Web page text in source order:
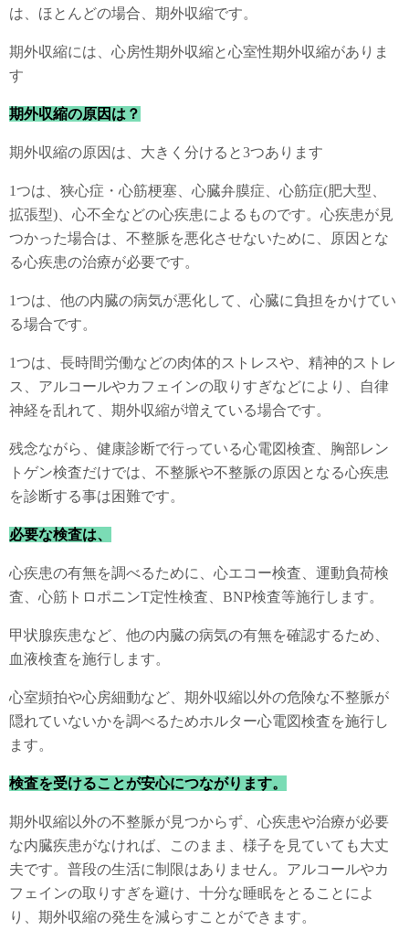
は、ほとんどの場合、期外収縮です。
期外収縮には、心房性期外収縮と心室性期外収縮がありま
す
期外収縮の原因は？
期外収縮の原因は、大きく分けると3つあります
1つは、狭心症・心筋梗塞、心臓弁膜症、心筋症(肥大型、
拡張型)、心不全などの心疾患によるものです。心疾患が見
つかった場合は、不整脈を悪化させないために、原因とな
る心疾患の治療が必要です。
1つは、他の内臓の病気が悪化して、心臓に負担をかけてい
る場合です。
1つは、長時間労働などの肉体的ストレスや、精神的ストレ
ス、アルコールやカフェインの取りすぎなどにより、自律
神経を乱れて、期外収縮が増えている場合です。
残念ながら、健康診断で行っている心電図検査、胸部レン
トゲン検査だけでは、不整脈や不整脈の原因となる心疾患
を診断する事は困難です。
必要な検査は、
心疾患の有無を調べるために、心エコー検査、運動負荷検
査、心筋トロポニンT定性検査、BNP検査等施行します。
甲状腺疾患など、他の内臓の病気の有無を確認するため、
血液検査を施行します。
心室頻拍や心房細動など、期外収縮以外の危険な不整脈が
隠れていないかを調べるためホルター心電図検査を施行し
ます。
検査を受けることが安心につながります。
期外収縮以外の不整脈が見つからず、心疾患や治療が必要
な内臓疾患がなければ、このまま、様子を見ていても大丈
夫です。普段の生活に制限はありません。アルコールやカ
フェインの取りすぎを避け、十分な睡眠をとることによ
り、期外収縮の発生を減らすことができます。